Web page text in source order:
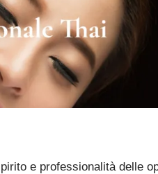
e professionalità delle